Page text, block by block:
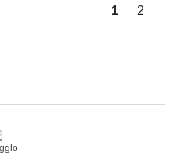
1 2